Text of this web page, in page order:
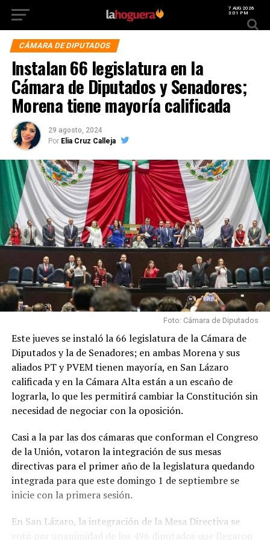
7 AUG 2026
3:01 PM
CÁMARA DE DIPUTADOS
Instalan 66 legislatura en la
Cámara de Diputados y Senadores;
Morena tiene mayoría calificada
29 agosto, 2024
Por Elia Cruz Calleja
Foto: Cámara de Diputados
Este jueves se instaló la 66 legislatura de la Cámara de
Diputados y la de Senadores; en ambas Morena y sus
aliados PT y PVEM tienen mayoría, en San Lázaro
calificada y en la Cámara Alta están a un escaño de
lograrla, lo que les permitirá cambiar la Constitución sin
necesidad de negociar con la oposición.
Casi a la par las dos cámaras que conforman el Congreso
de la Unión, votaron la integración de sus mesas
directivas para el primer año de la legislatura quedando
integrada para que este domingo 1 de septiembre se
inicie con la primera sesión.
En San Lázaro, la integración de la Mesa Directiva se